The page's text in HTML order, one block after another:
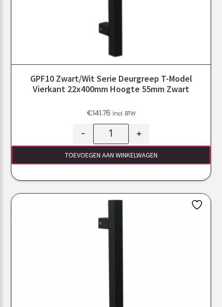
GPF10 Zwart/Wit Serie Deurgreep T-Model
Vierkant 22x400mm Hoogte 55mm Zwart
€141.76 Incl. BTW
- +
TOEVOEGEN AAN WINKELWAGEN